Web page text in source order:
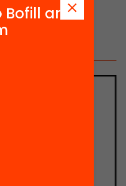
Bofill ara